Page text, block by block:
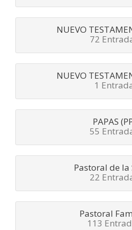
NUEVO
72
NUEVO
1
PAPAS
55
Pastoral de la
22
Pastoral
113